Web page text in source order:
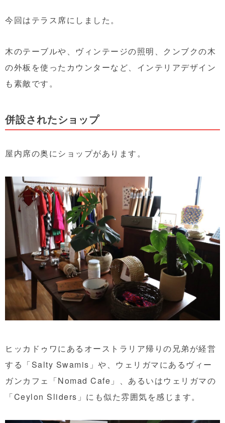
今回はテラス席にしました。
木のテーブルや、ヴィンテージの照明、クンブクの木
の外板を使ったカウンターなど、インテリアデザイン
も素敵です。
併設されたショップ
屋内席の奥にショップがあります。
ヒッカドゥワにあるオーストラリア帰りの兄弟が経営
する「Salty Swamis」や、ウェリガマにあるヴィー
ガンカフェ「Nomad Cafe」、あるいはウェリガマの
「Ceylon Sliders」にも似た雰囲気を感じます。